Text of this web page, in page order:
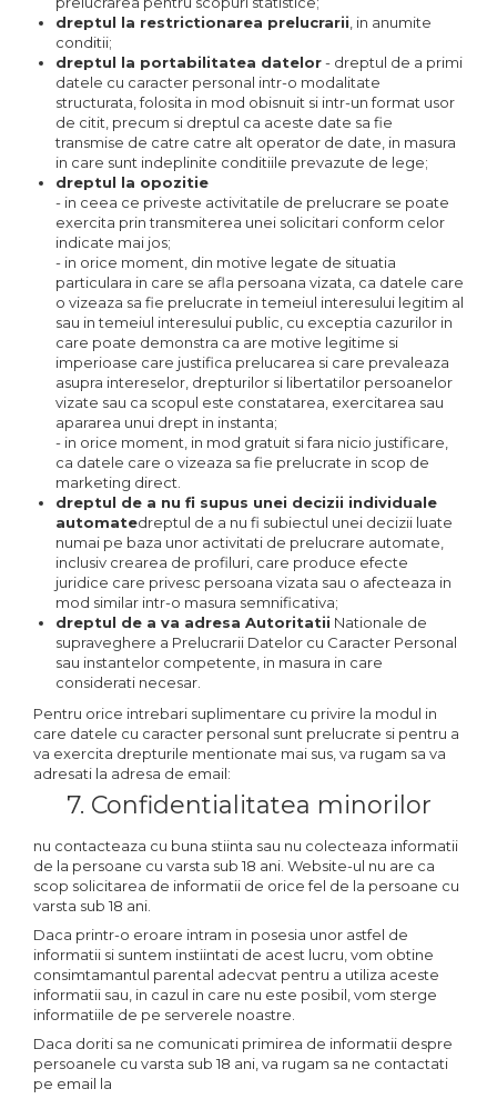
dreptul la restrictionarea prelucrarii, in anumite
conditii;
dreptul la portabilitatea datelor- dreptul de a primi
datele cu caracter personal intr-o modalitate
structurata, folosita in mod obisnuit si intr-un format usor
de citit, precum si dreptul ca aceste date sa fie
transmise de catre catre alt operator de date, in masura
in care sunt indeplinite conditiile prevazute de lege;
dreptul la opozitie
- in ceea ce priveste activitatile de prelucrare se poate
exercita prin transmiterea unei solicitari conform celor
indicate mai jos;
- in orice moment, din motive legate de situatia
particulara in care se afla persoana vizata, ca datele care
o vizeaza sa fie prelucrate in temeiul interesului legitim al
sau in temeiul interesului public, cu exceptia cazurilor in
care poate demonstra ca are motive legitime si
imperioase care justifica prelucarea si care prevaleaza
asupra intereselor, drepturilor si libertatilor persoanelor
vizate sau ca scopul este constatarea, exercitarea sau
apararea unui drept in instanta;
- in orice moment, in mod gratuit si fara nicio justificare,
ca datele care o vizeaza sa fie prelucrate in scop de
marketing direct.
dreptul de a nu fi supus unei decizii individuale
automatedreptul de a nu fi subiectul unei decizii luate
numai pe baza unor activitati de prelucrare automate,
inclusiv crearea de profiluri, care produce efecte
juridice care privesc persoana vizata sau o afecteaza in
mod similar intr-o masura semnificativa;
dreptul de a va adresa Autoritatii Nationale de
supraveghere a Prelucrarii Datelor cu Caracter Personal
sau instantelor competente, in masura in care
considerati necesar.
Pentru orice intrebari suplimentare cu privire la modul in
care datele cu caracter personal sunt prelucrate si pentru a
va exercita drepturile mentionate mai sus, va rugam sa va
adresati la adresa de email:
7. Confidentialitatea minorilor
nu contacteaza cu buna stiinta sau nu colecteaza informatii
de la persoane cu varsta sub 18 ani. Website-ul nu are ca
scop solicitarea de informatii de orice fel de la persoane cu
varsta sub 18 ani.
Daca printr-o eroare intram in posesia unor astfel de
informatii si suntem instiintati de acest lucru, vom obtine
consimtamantul parental adecvat pentru a utiliza aceste
informatii sau, in cazul in care nu este posibil, vom sterge
informatiile de pe serverele noastre.
Daca doriti sa ne comunicati primirea de informatii despre
persoanele cu varsta sub 18 ani, va rugam sa ne contactati
pe email la